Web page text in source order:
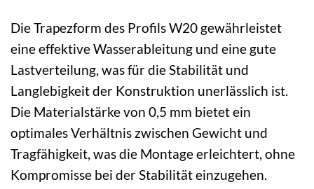
Die Trapezform des Profils W20 gewährleistet
eine effektive Wasserableitung und eine gute
Lastverteilung, was für die Stabilität und
Langlebigkeit der Konstruktion unerlässlich ist.
Die Materialstärke von 0,5 mm bietet ein
optimales Verhältnis zwischen Gewicht und
Tragfähigkeit, was die Montage erleichtert, ohne
Kompromisse bei der Stabilität einzugehen.